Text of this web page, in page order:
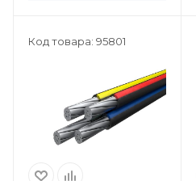
Код товара: 95801